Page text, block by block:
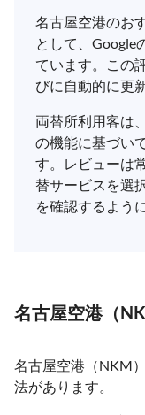
名古屋空港のお
として、Google
ています。この
びに自動的に更
両替所利用客は
の機能に基づい
す。レビューは
替サービスを選
を確認するよう
名古屋空港（
名古屋空港（NKM
法があります。